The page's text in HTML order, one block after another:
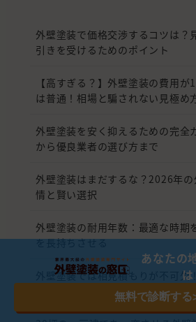
外壁塗装で価格交渉するコツは？
引きを受けるためのポイント
【高すぎる？】外壁塗装の費用が
は普通！相場と騙されない見極め
外壁塗装を安く抑えるための完全
から優良業者の選び方まで
外壁塗装はまだするな？2026年
情と賢い選択
外壁塗装の耐用年数：最適な時期
を長持ちさせる
外壁塗装では相見積もりが不可欠
頼できる業者を選ぶためのポイント
あなたの
は
無料で診断する